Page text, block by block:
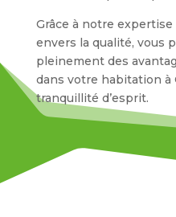
Grâce à notre
envers la qualité, vous
pleinement des
dans votre habitation à
tranquillité d’esprit.